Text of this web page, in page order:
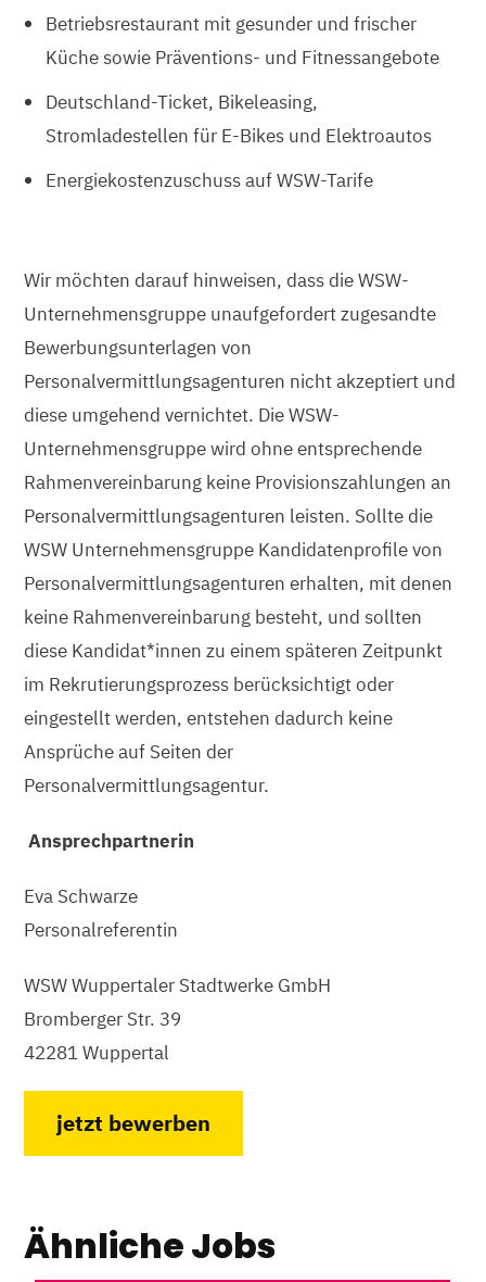
Betriebsrestaurant mit gesunder und frischer
Küche sowie Präventions- und Fitnessangebote
Deutschland-Ticket, Bikeleasing,
Stromladestellen für E-Bikes und Elektroautos
Energiekostenzuschuss auf WSW-Tarife
Wir möchten darauf hinweisen, dass die WSW-
Unternehmensgruppe unaufgefordert zugesandte
Bewerbungsunterlagen von
Personalvermittlungsagenturen nicht akzeptiert und
diese umgehend vernichtet. Die WSW-
Unternehmensgruppe wird ohne entsprechende
Rahmenvereinbarung keine Provisionszahlungen an
Personalvermittlungsagenturen leisten. Sollte die
WSW Unternehmensgruppe Kandidatenprofile von
Personalvermittlungsagenturen erhalten, mit denen
keine Rahmenvereinbarung besteht, und sollten
diese Kandidat*innen zu einem späteren Zeitpunkt
im Rekrutierungsprozess berücksichtigt oder
eingestellt werden, entstehen dadurch keine
Ansprüche auf Seiten der
Personalvermittlungsagentur.
Ansprechpartnerin
Eva Schwarze
Personalreferentin
WSW Wuppertaler Stadtwerke GmbH
Bromberger Str. 39
42281 Wuppertal
jetzt bewerben
Ähnliche Jobs